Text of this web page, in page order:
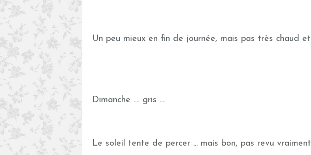
Un peu mieux en fin de journée, mais pas très chaud
Dimanche .... gris ....
Le soleil tente de percer ... mais bon, pas revu vraiment